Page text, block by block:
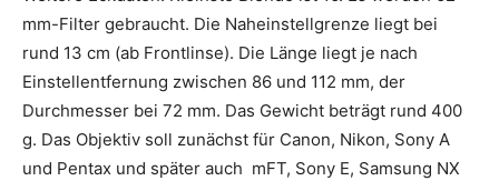
mm-Filter gebraucht. Die Naheinstellgrenze liegt bei
rund 13 cm (ab Frontlinse). Die Länge liegt je nach
Einstellentfernung zwischen 86 und 112 mm, der
Durchmesser bei 72 mm. Das Gewicht beträgt rund 400
g. Das Objektiv soll zunächst für Canon, Nikon, Sony A
und Pentax und später auch mFT, Sony E, Samsung NX